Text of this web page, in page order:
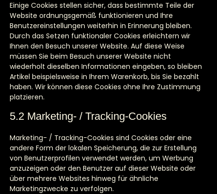
Einige Cookies stellen sicher, dass bestimmte Teile der
Website ordnungsgemäß funktionieren und Ihre
Benutzereinstellungen weiterhin in Erinnerung bleiben.
Durch das Setzen funktionaler Cookies erleichtern wir
Ihnen den Besuch unserer Website. Auf diese Weise
müssen Sie beim Besuch unserer Website nicht
wiederholt dieselben Informationen eingeben, so bleiben
Artikel beispielsweise in Ihrem Warenkorb, bis Sie bezahlt
haben. Wir können diese Cookies ohne Ihre Zustimmung
platzieren.
5.2 Marketing- / Tracking-Cookies
Marketing- / Tracking-Cookies sind Cookies oder eine
andere Form der lokalen Speicherung, die zur Erstellung
von Benutzerprofilen verwendet werden, um Werbung
anzuzeigen oder den Benutzer auf dieser Website oder
über mehrere Websites hinweg für ähnliche
Marketingzwecke zu verfolgen.